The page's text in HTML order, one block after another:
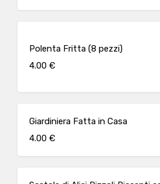
Polenta Fritta (8 pezzi)
4.00 €
Giardiniera Fatta in Casa
4.00 €